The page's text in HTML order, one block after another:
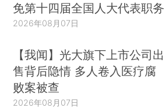
免第十四届全国人大代表职务
2026年08月07日
【我闻】光大旗下上市公司出
售背后隐情 多人卷入医疗腐
败案被查
2026年08月07日